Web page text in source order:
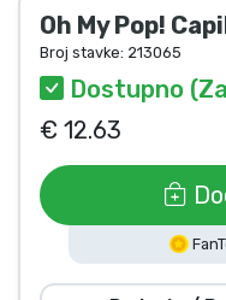
Oh My Pop!
Broj stavke: 213065
Dostupno
€ 12.63
Gamer proizvodi
Sportski
Glazbeni
Vrste proizvoda